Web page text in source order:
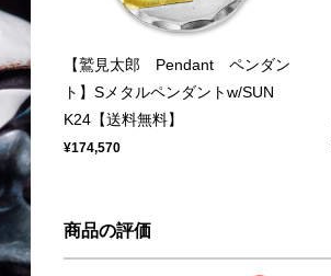
【鷲見太郎 Pendant ペンダン
ト】Sメタルペンダントw/SUN
K24【送料無料】
¥174,570
商品の評価